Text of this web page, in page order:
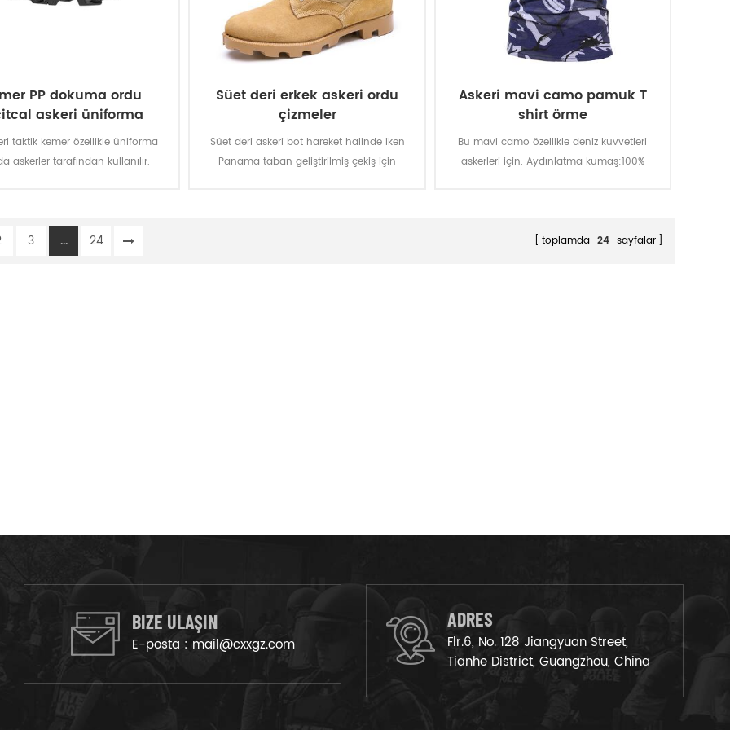
PP dokuma ordu
askeri üniforma
taktik kemer özellikle üniforma
askerler tarafından kullanılır.
Süet deri erkek askeri ordu
çizmeler
Süet deri askeri bot hareket halinde iken
Panama taban geliştirilmiş çekiş için
Askeri mavi camo pamuk T
shirt örme
Bu mavi camo özellikle deniz kuvvetleri
askerleri için. Aydınlatma kumaş:100%
3 ... 24 toplamda 24 sayfalar
BIZE ULAŞIN
E-posta : mail@cxxgz.com
ADRES
Flr.6, No. 128 Jiangyuan Street,
Tianhe District, Guangzhou, China